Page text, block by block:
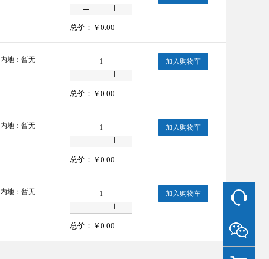
总价：￥ 0.00
内地：暂无
总价：￥ 0.00
加入购物车
内地：暂无
总价：￥ 0.00
加入购物车
内地：暂无
总价：￥ 0.00
加入购物车